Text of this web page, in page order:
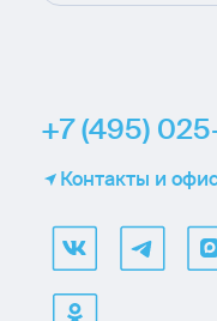
+7 (495)
Контакты и